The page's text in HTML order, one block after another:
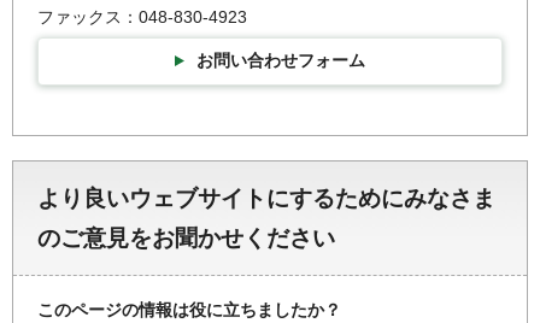
ファックス：048-830-4923
お問い合わせフォーム
より良いウェブサイトにするためにみなさま
のご意見をお聞かせください
このページの情報は役に立ちましたか？